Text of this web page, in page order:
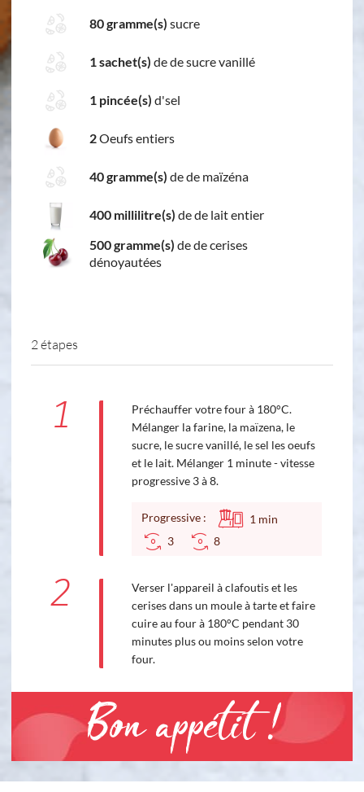
80 gramme(s) sucre
1 sachet(s) de de sucre vanillé
1 pincée(s) d'sel
2Oeufs entiers
40 gramme(s) de de maïzéna
400 millilitre(s) de de lait entier
500 gramme(s) de de cerises
dénoyautées
2 étapes
1
Préchauffer votre four à 180°C.
Mélanger la farine, la maïzena, le
sucre, le sucre vanillé, le sel les oeufs
et le lait. Mélanger 1 minute - vitesse
progressive 3 à 8.
Progressive : 1 min
3
8
2
Verser l'appareil à clafoutis et les
cerises dans un moule à tarte et faire
cuire au four à 180°C pendant 30
minutes plus ou moins selon votre
four.
Bon appétit !